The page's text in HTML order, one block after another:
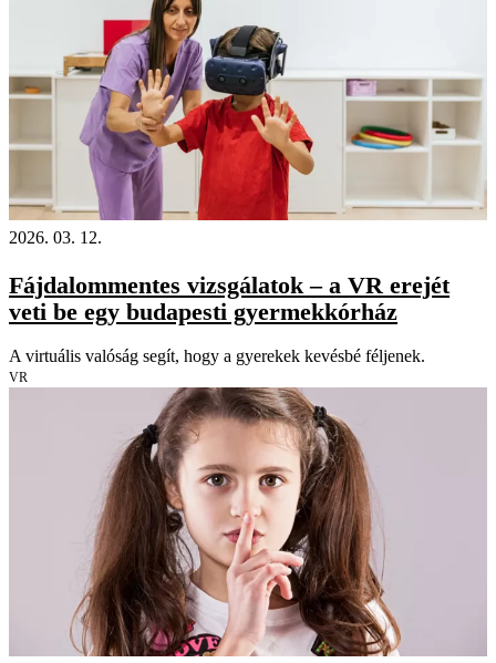
2026. 03. 12.
Fájdalommentes vizsgálatok – a VR erejét
veti be egy budapesti gyermekkórház
A virtuális valóság segít, hogy a gyerekek kevésbé féljenek.
VR